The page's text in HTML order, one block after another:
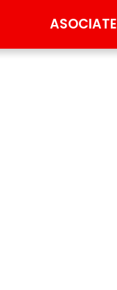
ASOCIATE